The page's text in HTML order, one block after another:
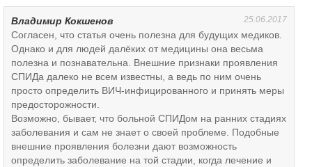
Владимир Кокшенов 25.06.2017
Согласен, что статья очень полезна для будущих медиков.
Однако и для людей далёких от медицины она весьма
полезна и познавательна. Внешние признаки проявления
СПИДа далеко не всем известны, а ведь по ним очень
просто определить ВИЧ-инфицированного и принять меры
предосторожности.
Возможно, бывает, что больной СПИДом на ранних стадиях
заболевания и сам не знает о своей проблеме. Подобные
внешние проявления болезни дают возможность
определить заболевание на той стадии, когда лечение и